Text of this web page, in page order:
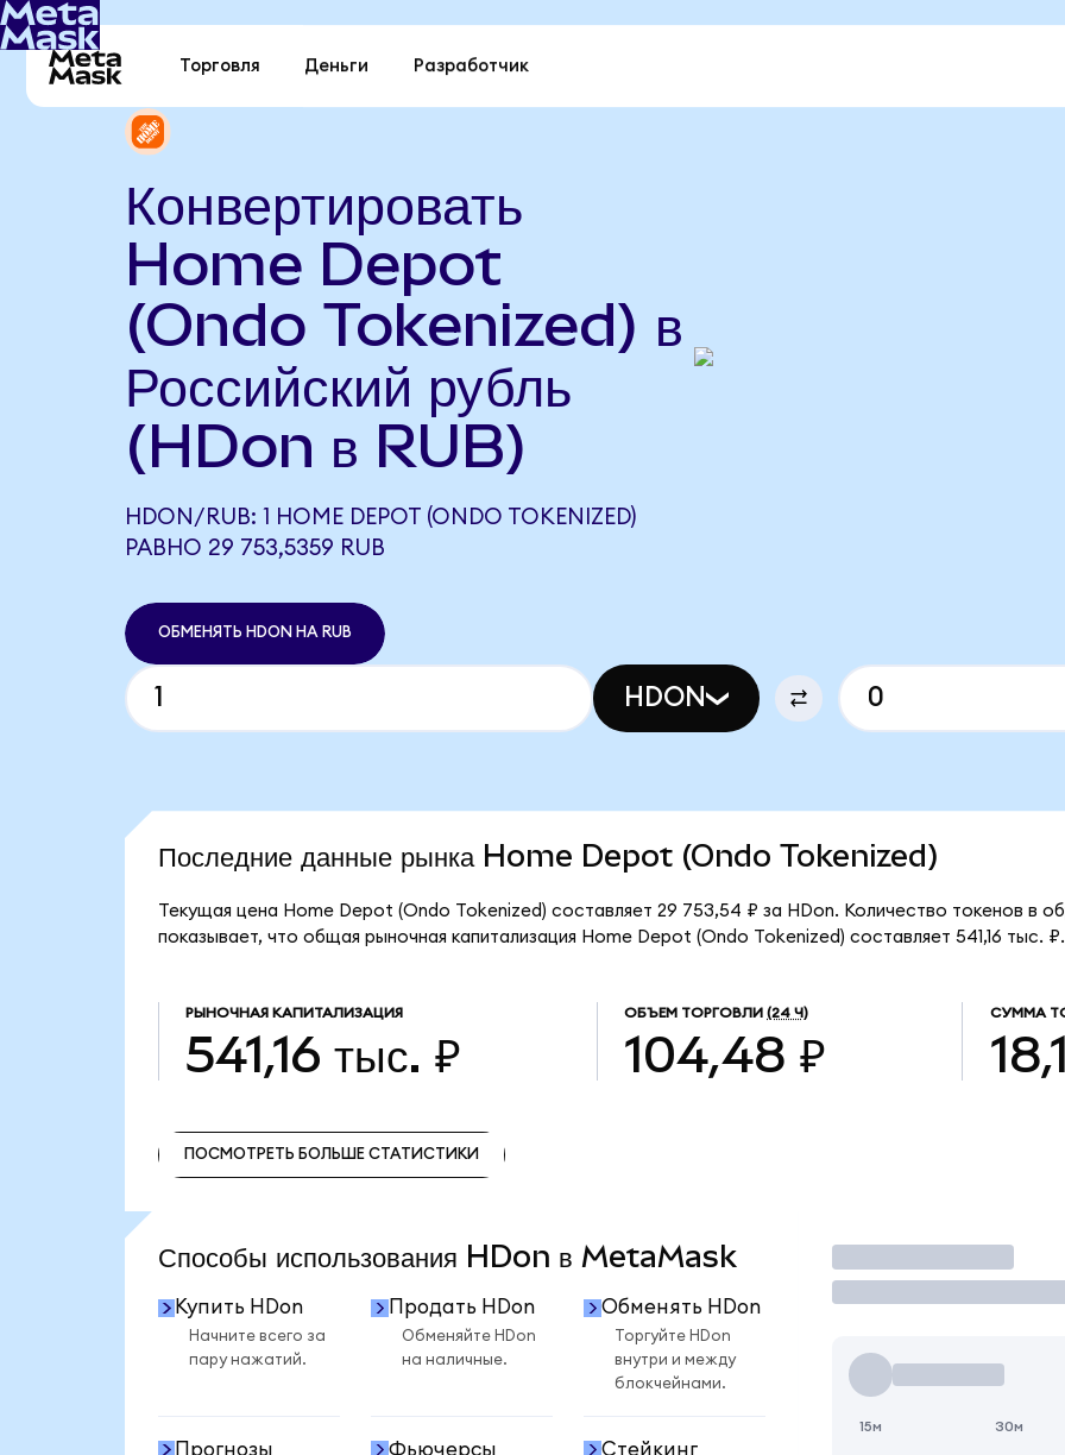
Торговля Деньги Разработчик
Конвертировать
Home Depot
(Ondo Tokenized) в
Российский рубль
(HDon в RUB)
HDON/RUB: 1 HOME DEPOT (ONDO TOKENIZED)
РАВНО 29 753,5359 RUB
ОБМЕНЯТЬ HDON НА RUB
HDON
Последние данные рынка Home Depot (Ondo Tokenized)
Текущая цена Home Depot (Ondo Tokenized) составляет 29 753,54 ₽ за HDon. Количество токенов в
показывает, что общая рыночная капитализация Home Depot (Ondo Tokenized) составляет 541,16 тыс. ₽.
РЫНОЧНАЯ КАПИТАЛИЗАЦИЯ
541,16 тыс. ₽
ОБЪЕМ ТОРГОВЛИ (24 Ч)
104,48 ₽
СУММА
ПОСМОТРЕТЬ БОЛЬШЕ СТАТИСТИКИ
Способы использования HDon в MetaMask
Купить HDon
Начните всего за
пару нажатий.
Продать HDon
Обменяйте HDon
на наличные.
Обменять HDon
Торгуйте HDon
внутри и между
блокчейнами.
Прогнозы Фьючерсы Стейкинг
Торговать
15м 30м